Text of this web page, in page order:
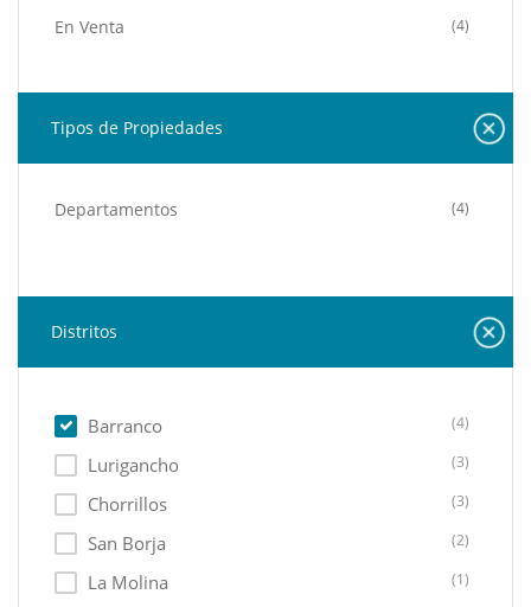
En Venta (4)
Tipos de Propiedades
Departamentos (4)
Distritos
Barranco (4)
Lurigancho (3)
Chorrillos (3)
San Borja (2)
La Molina (1)